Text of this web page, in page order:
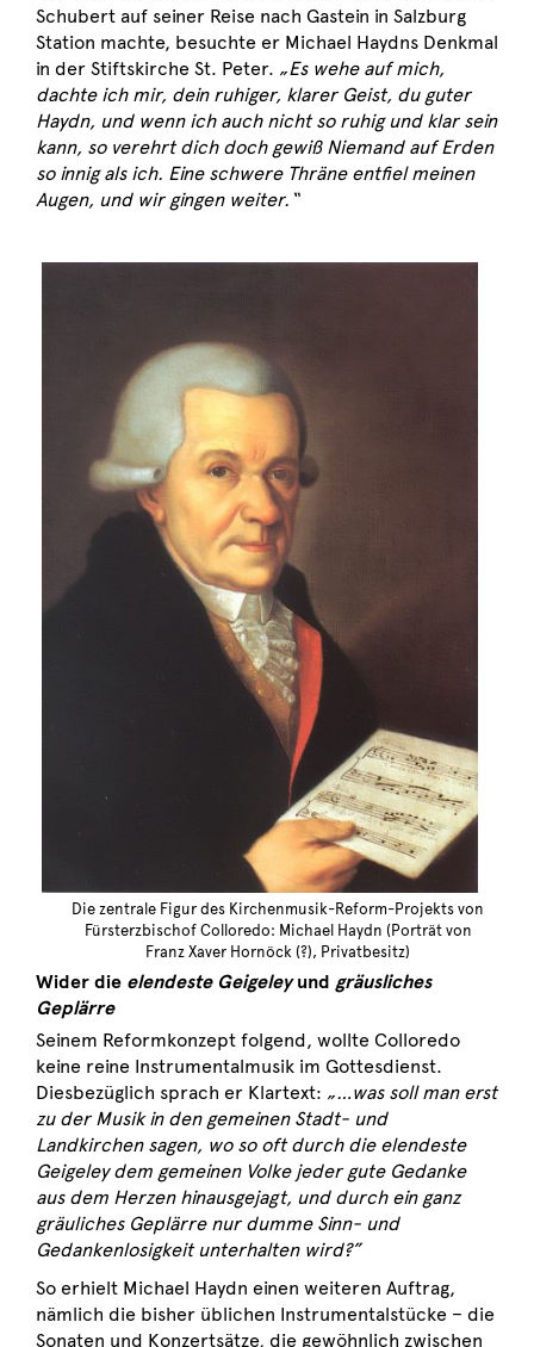
Schubert auf seiner Reise nach Gastein in Salzburg
Station machte, besuchte er Michael Haydns Denkmal
in der Stiftskirche St. Peter. „Es wehe auf mich,
dachte ich mir, dein ruhiger, klarer Geist, du guter
Haydn, und wenn ich auch nicht so ruhig und klar sein
kann, so verehrt dich doch gewiß Niemand auf Erden
so innig als ich. Eine schwere Thräne entfiel meinen
Augen, und wir gingen weiter.“
Die zentrale Figur des Kirchenmusik-Reform-Projekts von
Fürsterzbischof Colloredo: Michael Haydn (Porträt von
Franz Xaver Hornöck (?), Privatbesitz)
Wider die elendeste Geigeleyund gräusliches
Geplärre
Seinem Reformkonzept folgend, wollte Colloredo
keine reine Instrumentalmusik im Gottesdienst.
Diesbezüglich sprach er Klartext: „…was soll man erst
zu der Musik in den gemeinen Stadt- und
Landkirchen sagen, wo so oft durch die elendeste
Geigeley dem gemeinen Volke jeder gute Gedanke
aus dem Herzen hinausgejagt, und durch ein ganz
gräuliches Geplärre nur dumme Sinn- und
Gedankenlosigkeit unterhalten wird?”
So erhielt Michael Haydn einen weiteren Auftrag,
nämlich die bisher üblichen Instrumentalstücke – die
Sonaten und Konzertsätze, die gewöhnlich zwischen